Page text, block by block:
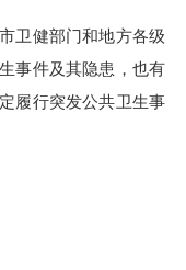
健部门和地方各级
事件及其隐患，也有
履行突发公共卫生事